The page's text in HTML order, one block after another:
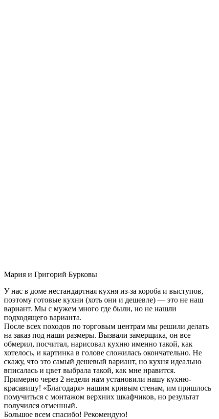
Мария и Григорий Бурковы
У нас в доме нестандартная кухня из-за короба и выступов,
поэтому готовые кухни (хоть они и дешевле) — это не наш
вариант. Мы с мужем много где были, но не нашли
подходящего варианта.
После всех походов по торговым центрам мы решили делать
на заказ под наши размеры. Вызвали замерщика, он все
обмерил, посчитал, нарисовал кухню именно такой, как
хотелось, и картинка в голове сложилась окончательно. Не
скажу, что это самый дешевый вариант, но кухня идеально
вписалась и цвет выбрала такой, как мне нравится.
Примерно через 2 недели нам установили нашу кухню-
красавицу! «Благодаря» нашим кривым стенам, им пришлось
помучиться с монтажом верхних шкафчиков, но результат
получился отменный.
Большое всем спасибо! Рекомендую!